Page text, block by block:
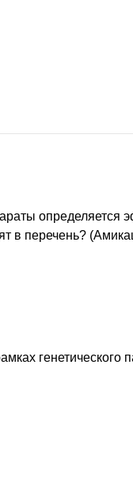
определяется
в перечень?
генетического